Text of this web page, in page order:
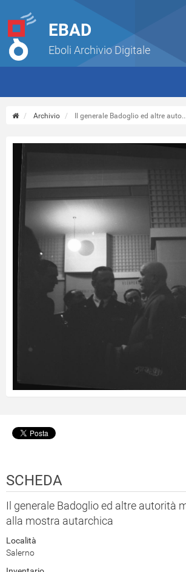
EBAD
Eboli Archivio Digitale
Archivio Il generale Badoglio ed altre auto...
SCHEDA
Il generale Badoglio ed altre autorità
alla mostra autarchica
Località
Salerno